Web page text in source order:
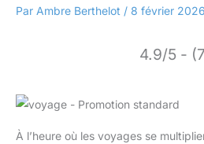
Par Ambre Berthelot / 8 février 2026
4.9/5 -
À l’heure où les voyages se